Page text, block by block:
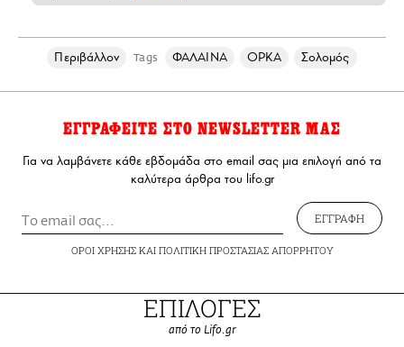
Περιβάλλον Tags ΦΑΛΑΙΝΑ ΟΡΚΑ Σολομός
ΕΓΓΡΑΦΕΙΤΕ ΣΤΟ NEWSLETTER ΜΑΣ
Για να λαμβάνετε κάθε εβδομάδα στο email σας μια επιλογή από τα
καλύτερα άρθρα του lifo.gr
ΕΓΓΡΑΦΗ
ΟΡΟΙ ΧΡΗΣΗΣΚΑΙ ΠΟΛΙΤΙΚΗ ΠΡΟΣΤΑΣΙΑΣ ΑΠΟΡΡΗΤΟΥ
ΕΠΙΛΟΓΕΣ
από το Lifo.gr